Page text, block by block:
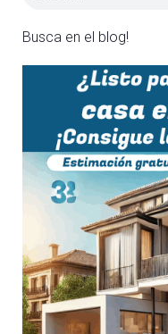
Busca en el blog!